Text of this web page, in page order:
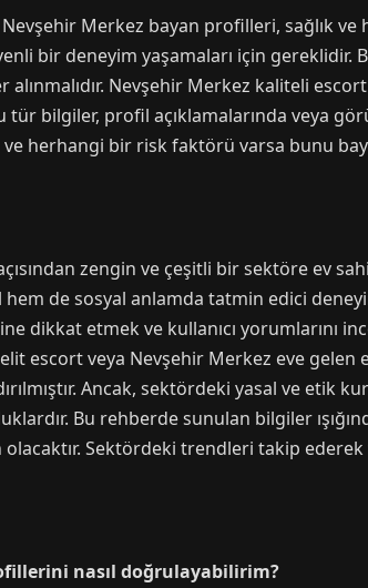
Merkez bayan profilleri, sağlık ve
bir deneyim yaşamaları için gereklidir.
Nevşehir Merkez kaliteli
bilgiler, profil açıklamalarında veya
herhangi bir risk faktörü varsa bunu
zengin ve çeşitli bir sektöre ev
de sosyal anlamda tatmin edici
etmek ve kullanıcı yorumlarını
escort veya Nevşehir Merkez eve
Ancak, sektördeki yasal ve etik
Bu rehberde sunulan bilgiler
Sektördeki trendleri takip
nasıl doğrulayabilirim?